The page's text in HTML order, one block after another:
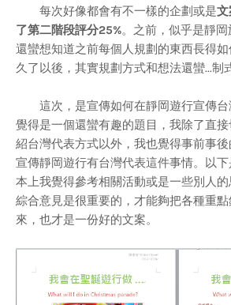
每次好像都會有不一樣的企劃或是文
了第二階段評分25%。之前，似乎是靜
還蠻想知道之前每個人規劃的東西長得
久了以後，其實規劃方式和想法還蠻...制
這次，是宣傳如何在靜岡遊行宣傳台
覺得是一個還蠻有趣的題目，我除了直
紹台灣代表方式以外，我也覺得事前事
宣傳靜岡遊行有台灣代表這件事情。以
本上我覺得參考相關活動或是一些別人
綜合意見是很重要的，才能夠把各種重
來，也才是一份好的文案。